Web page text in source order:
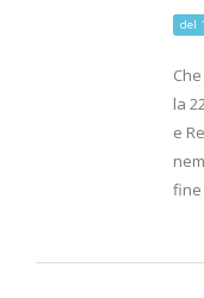
del
la
e
fine